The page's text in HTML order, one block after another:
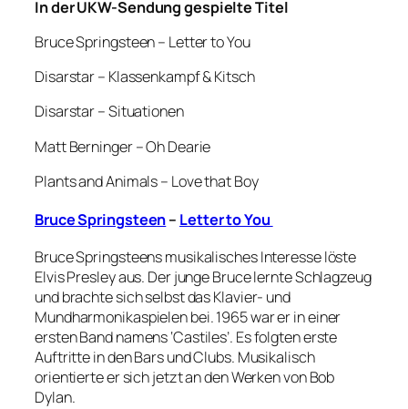
In der UKW-Sendung gespielte Titel
Bruce Springsteen – Letter to You
Disarstar – Klassenkampf & Kitsch
Disarstar – Situationen
Matt Berninger – Oh Dearie
Plants and Animals – Love that Boy
Bruce Springsteen– Letter to You
Bruce Springsteens musikalisches Interesse löste
Elvis Presley aus. Der junge Bruce lernte Schlagzeug
und brachte sich selbst das Klavier- und
Mundharmonikaspielen bei. 1965 war er in einer
ersten Band namens ‘Castiles’. Es folgten erste
Auftritte in den Bars und Clubs. Musikalisch
orientierte er sich jetzt an den Werken von Bob
Dylan.